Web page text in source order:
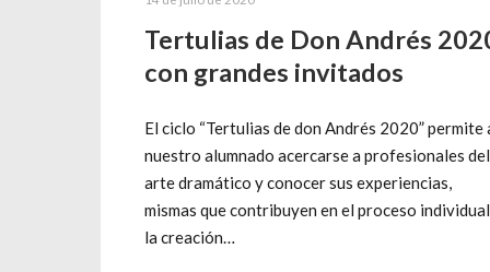
Tertulias de Don Andrés
con grandes invitados
El ciclo “Tertulias de don Andrés 2020” permite
nuestro alumnado acercarse a profesionales del
arte dramático y conocer sus experiencias,
mismas que contribuyen en el proceso individual
la creación…